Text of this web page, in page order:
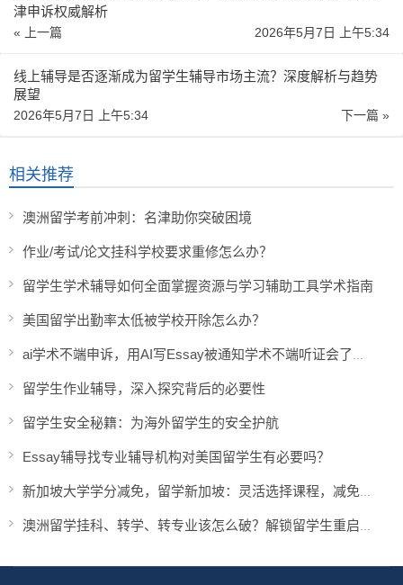
津申诉权威解析
« 上一篇 2026年5月7日 上午5:34
线上辅导是否逐渐成为留学生辅导市场主流？深度解析与趋势
展望
下一篇 »
2026年5月7日 上午5:34
相关推荐
澳洲留学考前冲刺：名津助你突破困境
作业/考试/论文挂科学校要求重修怎么办？
留学生学术辅导如何全面掌握资源与学习辅助工具学术指南
美国留学出勤率太低被学校开除怎么办？
ai学术不端申诉，用AI写Essay被通知学术不端听证会了怎么办？
留学生作业辅导，深入探究背后的必要性
留学生安全秘籍：为海外留学生的安全护航
Essay辅导找专业辅导机构对美国留学生有必要吗？
新加坡大学学分减免，留学新加坡：灵活选择课程，减免学分
澳洲留学挂科、转学、转专业该怎么破？解锁留学生重启计划！